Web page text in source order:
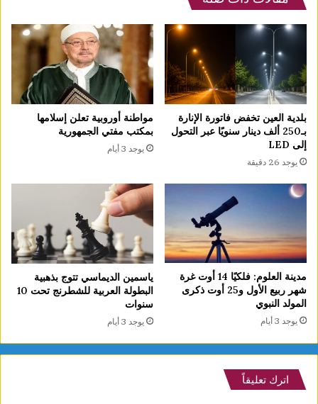
بلدية العين تخفض فاتورة الإنارة
بـ250 ألف دينار سنويًا عبر التحول
إلى LED
يوجد 26 دقيقة
مواطنة أوروبية تعلن إسلامها
بمكتب مفتي الجمهورية
يوجد 3 أيام
مدينة العلوم: فلكيًا 14 أوت غرة
شهر ربيع الأول و25 أوت ذكرى
المولد النبوي
يوجد 3 أيام
ياسمين الديماسي تتوج بذهبية
البطولة العربية للشطرنج تحت 10
سنوات
يوجد 3 أيام
اترك تعليقاً